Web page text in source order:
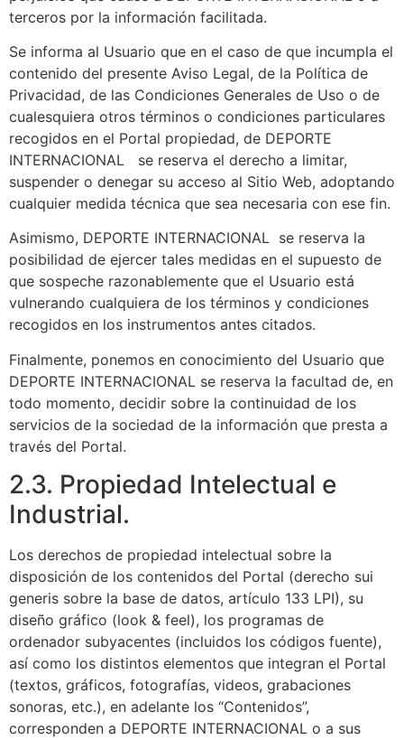
terceros por la información facilitada.
Se informa al Usuario que en el caso de que incumpla el
contenido del presente Aviso Legal, de la Política de
Privacidad, de las Condiciones Generales de Uso o de
cualesquiera otros términos o condiciones particulares
recogidos en el Portal propiedad, de DEPORTE
INTERNACIONAL se reserva el derecho a limitar,
suspender o denegar su acceso al Sitio Web, adoptando
cualquier medida técnica que sea necesaria con ese fin.
Asimismo, DEPORTE INTERNACIONAL se reserva la
posibilidad de ejercer tales medidas en el supuesto de
que sospeche razonablemente que el Usuario está
vulnerando cualquiera de los términos y condiciones
recogidos en los instrumentos antes citados.
Finalmente, ponemos en conocimiento del Usuario que
DEPORTE INTERNACIONAL se reserva la facultad de, en
todo momento, decidir sobre la continuidad de los
servicios de la sociedad de la información que presta a
través del Portal.
2.3. Propiedad Intelectual e
Industrial.
Los derechos de propiedad intelectual sobre la
disposición de los contenidos del Portal (derecho sui
generis sobre la base de datos, artículo 133 LPI), su
diseño gráfico (look & feel), los programas de
ordenador subyacentes (incluidos los códigos fuente),
así como los distintos elementos que integran el Portal
(textos, gráficos, fotografías, videos, grabaciones
sonoras, etc.), en adelante los “Contenidos”,
corresponden a DEPORTE INTERNACIONAL o a sus